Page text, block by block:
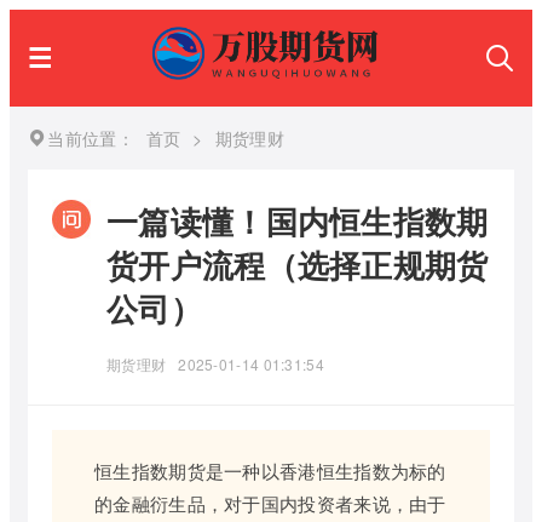
当前位置： 首页 > 期货理财
一篇读懂！国内恒生指数期
货开户流程（选择正规期货
公司）
期货理财 2025-01-14 01:31:54
恒生指数期货是一种以香港恒生指数为标的
的金融衍生品，对于国内投资者来说，由于